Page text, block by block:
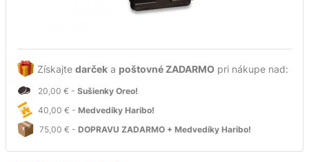
Získajte darček a poštovné ZADARMO pri nákupe nad:
20,00 € - Sušienky Oreo!
40,00 € - Medvedíky Haribo!
75,00 € - DOPRAVU ZADARMO + Medvedíky Haribo!